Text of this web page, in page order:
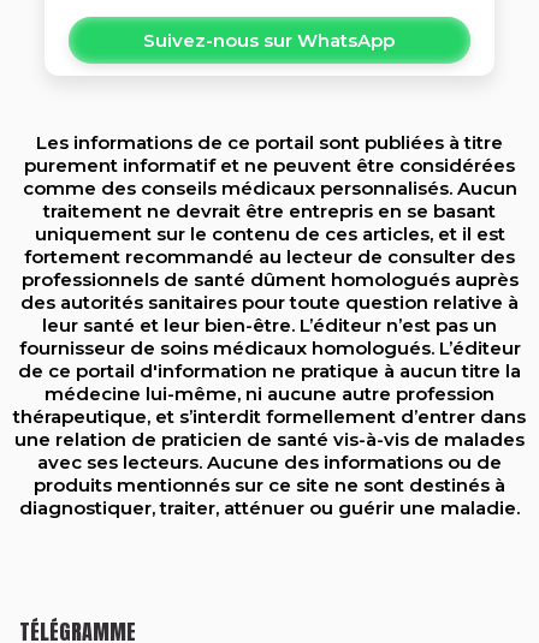
Suivez-nous sur WhatsApp
Les informations de ce portail sont publiées à titre
purement informatif et ne peuvent être considérées
comme des conseils médicaux personnalisés. Aucun
traitement ne devrait être entrepris en se basant
uniquement sur le contenu de ces articles, et il est
fortement recommandé au lecteur de consulter des
professionnels de santé dûment homologués auprès
des autorités sanitaires pour toute question relative à
leur santé et leur bien-être. L’éditeur n’est pas un
fournisseur de soins médicaux homologués. L’éditeur
de ce portail d'information ne pratique à aucun titre la
médecine lui-même, ni aucune autre profession
thérapeutique, et s’interdit formellement d’entrer dans
une relation de praticien de santé vis-à-vis de malades
avec ses lecteurs. Aucune des informations ou de
produits mentionnés sur ce site ne sont destinés à
diagnostiquer, traiter, atténuer ou guérir une maladie.
TÉLÉGRAMME